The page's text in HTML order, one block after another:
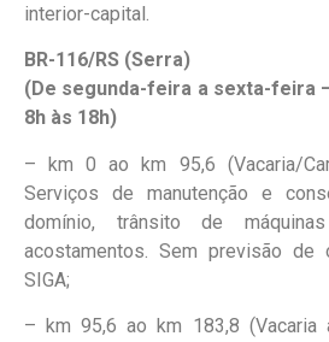
interior-capital.
BR-116/RS (Serra)
(De segunda-feira a sexta-feira
8h às 18h)
– km 0 ao km 95,6 (Vacaria/
Serviços de manutenção e
domínio, trânsito de
acostamentos. Sem previsão de
SIGA;
– km 95,6 ao km 183,8 (Vacaria